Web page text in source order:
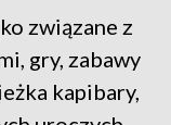
związane z
gry, zabawy
kapibary,